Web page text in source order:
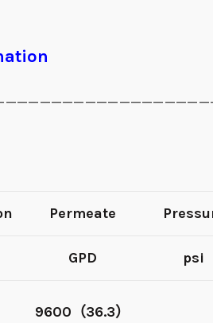
Permeate
GPD psi
9600（36.3）